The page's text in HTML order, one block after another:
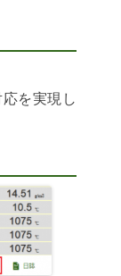
を実現し